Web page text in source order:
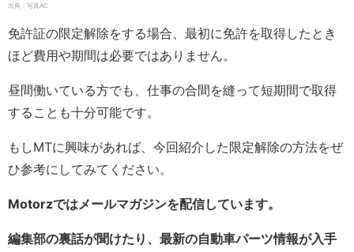
出典：写真AC
免許証の限定解除をする場合、最初に免許を取得したとき
ほど費用や期間は必要ではありません。
昼間働いている方でも、仕事の合間を縫って短期間で取得
することも十分可能です。
もしMTに興味があれば、今回紹介した限定解除の方法をぜ
ひ参考にしてみてください。
Motorzではメールマガジンを配信しています。
編集部の裏話が聞けたり、最新の自動車パーツ情報が入手